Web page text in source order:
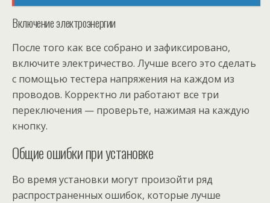
Включение электроэнергии
После того как все собрано и зафиксировано,
включите электричество. Лучше всего это сделать
с помощью тестера напряжения на каждом из
проводов. Корректно ли работают все три
переключения — проверьте, нажимая на каждую
кнопку.
Общие ошибки при установке
Во время установки могут произойти ряд
распространенных ошибок, которые лучше